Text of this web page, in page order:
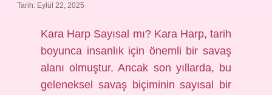
Tarih: Eylül 22, 2025
Kara Harp Sayısal mı? Kara Harp, tarih
boyunca insanlık için önemli bir savaş
alanı olmuştur. Ancak son yıllarda, bu
geleneksel savaş biçiminin sayısal bir